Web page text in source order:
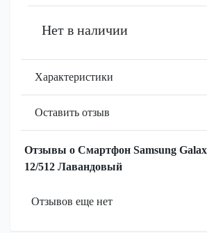
Нет в наличии
Характеристики
Оставить отзыв
Отзывы о Смартфон Samsung
12/512 Лавандовый
Отзывов еще нет